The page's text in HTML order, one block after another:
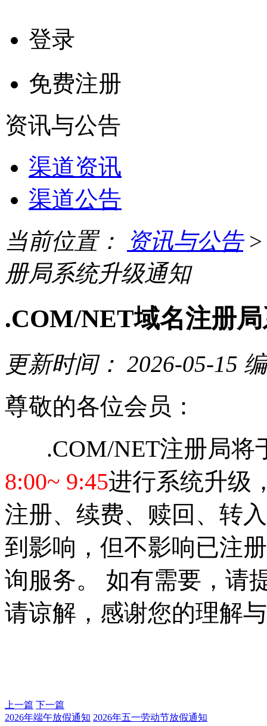
登录
免费注册
资讯与公告
渠道资讯
渠道公告
当前位置：
资讯与公告
册局系统升级通知
.COM/NET域名注册
更新时间： 2026-05-15
尊敬的各位会员：
.COM/NET注册局将
8:00~ 9:45进行系统升级
注册、续费、赎回、转
到影响，但不影响已注
询服务。 如有需要，请
请谅解，感谢您的理解
上一篇 下一篇
2026年端午放假通知 2026年五一劳动节放假通知